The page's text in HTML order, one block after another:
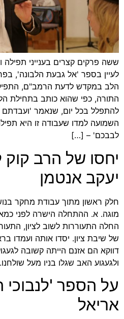
ששה פרקים קצרים בענייני
לעיין בספר 'אל גבעת הלבונה',
הלב במקדש לדעת הרמב"ם,
התורה, כפי שהוא כותב בתחילת
להתפלל בכל יום, שנאמר
השמועה למדו שעבודה זו היא
לבבכם' – […]
יחסו של הרב קוק
יעקב אנטמן
חלק ראשון מתוך עבודת מחקר
מוגה. א. ההתחלה הישרה לפני
החלה התעוררות לשוב לציון,
של שיבת ציון. יסדו אותה ועמדו
דווקא הם אזנם הייתה קשובה
ולגעגוע האב שגלו בניו מעל
על הספר 'לנבוכי
אריאל